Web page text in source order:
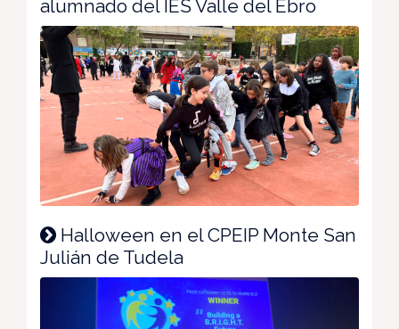
alumnado del IES Valle del Ebro
Halloween en el CPEIP Monte San
Julián de Tudela